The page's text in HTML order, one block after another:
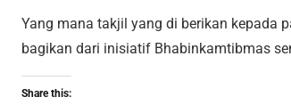
Yang mana takjil yang di berikan kepada
bagikan dari inisiatif Bhabinkamtibmas
Share this: